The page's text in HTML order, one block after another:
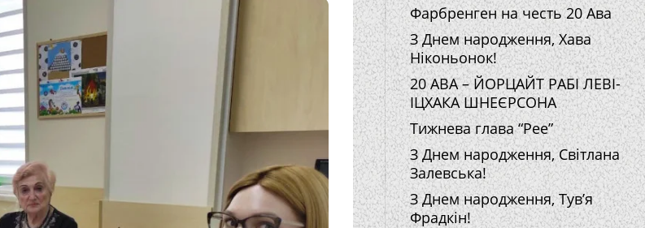
Фарбренген на честь 20 Ава
З Днем народження, Хава
Ніконьонок!
20 АВА – ЙОРЦАЙТ РАБІ ЛЕВІ-
ІЦХАКА ШНЕЄРСОНА
Тижнева глава “Рее”
З Днем народження, Світлана
Залевська!
З Днем народження, Тув’я
Фрадкін!